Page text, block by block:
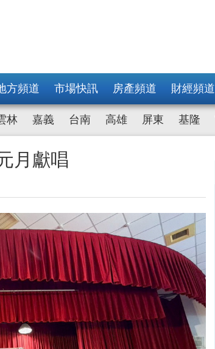
方頻道 市場快訊 房產頻道 財經頻道
林 嘉義 台南 高雄 屏東 基隆
月獻唱